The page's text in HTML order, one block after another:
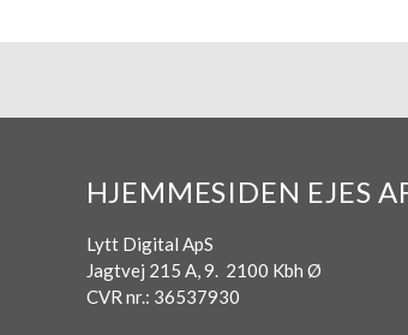
HJEMMESIDEN EJES
Lytt Digital ApS
Jagtvej 215 A, 9. 2100 Kbh Ø
CVR nr.: 36537930